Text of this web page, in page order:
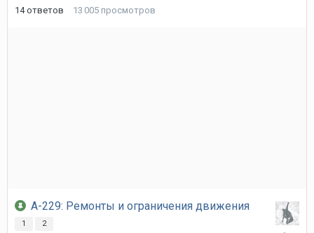
14 ответов 13 005 просмотров
А-229: Ремонты и ограничения движения
1 2